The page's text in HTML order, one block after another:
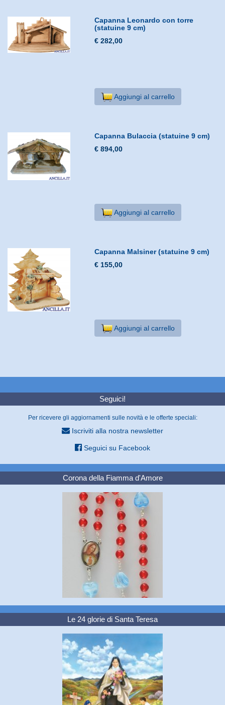
Capanna Leonardo con torre
(statuine 9 cm)
€ 282,00
Aggiungi al carrello
Capanna Bulaccia (statuine 9 cm)
€ 894,00
Aggiungi al carrello
Capanna Malsiner (statuine 9 cm)
€ 155,00
Aggiungi al carrello
Seguici!
Per ricevere gli aggiornamenti sulle novità e le offerte speciali:
Iscriviti alla nostra newsletter
Seguici su Facebook
Corona della Fiamma d'Amore
Le 24 glorie di Santa Teresa